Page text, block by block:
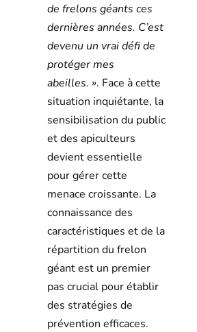
de frelons géants ces
dernières années. C’est
devenu un vrai défi de
protéger mes
abeilles. ». Face à cette
situation inquiétante, la
sensibilisation du public
et des apiculteurs
devient essentielle
pour gérer cette
menace croissante. La
connaissance des
caractéristiques et de la
répartition du frelon
géant est un premier
pas crucial pour établir
des stratégies de
prévention efficaces.